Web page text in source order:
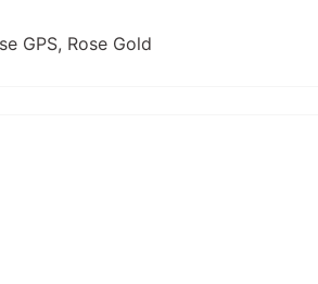
GPS, Rose Gold